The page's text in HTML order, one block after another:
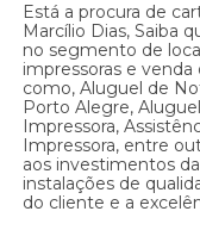
Está a procura de
Marcílio Dias, Saiba
no segmento de
impressoras e
como, Aluguel de
Porto Alegre,
Impressora,
Impressora, entre
aos investimentos
instalações de
do cliente e a